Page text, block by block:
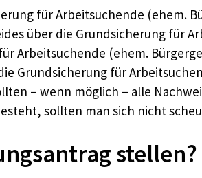
für Arbeitsuchende (ehem.
über die Grundsicherung für
Arbeitsuchende (ehem.
Grundsicherung für
– wenn möglich – alle
sollten man sich nicht
stellen?